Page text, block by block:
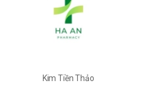
Kim Tiền Thảo